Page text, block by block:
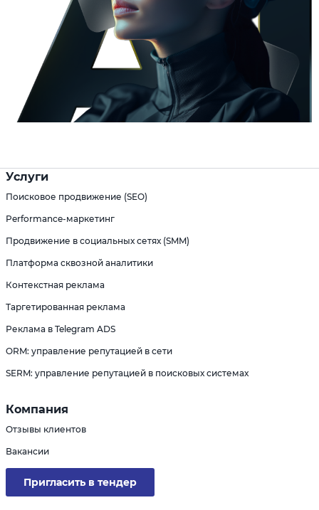
Услуги
Поисковое продвижение (SEO)
Performance-маркетинг
Продвижение в социальных сетях (SMM)
Платформа сквозной аналитики
Контекстная реклама
Таргетированная реклама
Реклама в Telegram ADS
ORM: управление репутацией в сети
SERM: управление репутацией в поисковых системах
Компания
Отзывы клиентов
Вакансии
Пригласить в тендер